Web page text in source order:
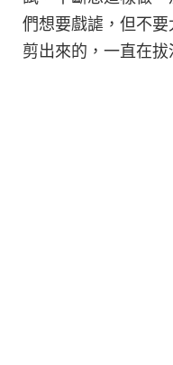
們想要戲謔，但不
剪出來的，一直在拔